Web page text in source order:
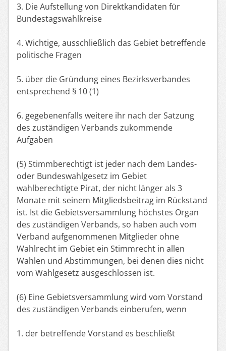
3. Die Aufstellung von Direktkandidaten für
Bundestagswahlkreise
4. Wichtige, ausschließlich das Gebiet betreffende
politische Fragen
5. über die Gründung eines Bezirksverbandes
entsprechend § 10 (1)
6. gegebenenfalls weitere ihr nach der Satzung
des zuständigen Verbands zukommende
Aufgaben
(5) Stimmberechtigt ist jeder nach dem Landes-
oder Bundeswahlgesetz im Gebiet
wahlberechtigte Pirat, der nicht länger als 3
Monate mit seinem Mitgliedsbeitrag im Rückstand
ist. Ist die Gebietsversammlung höchstes Organ
des zuständigen Verbands, so haben auch vom
Verband aufgenommenen Mitglieder ohne
Wahlrecht im Gebiet ein Stimmrecht in allen
Wahlen und Abstimmungen, bei denen dies nicht
vom Wahlgesetz ausgeschlossen ist.
(6) Eine Gebietsversammlung wird vom Vorstand
des zuständigen Verbands einberufen, wenn
1. der betreffende Vorstand es beschließt